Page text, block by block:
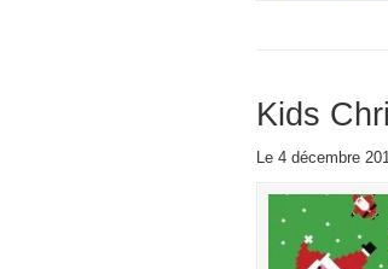
Kids
Le 4 décembre